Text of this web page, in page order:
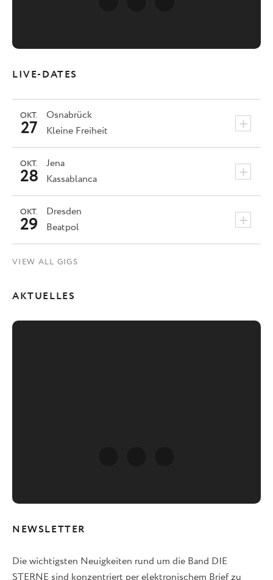
LIVE-DATES
Osnabrück +
OKT.
27 Kleine Freiheit
Jena +
OKT.
28 Kassablanca
Dresden +
OKT.
29 Beatpol
VIEW ALL GIGS
AKTUELLES
NEWSLETTER
Die wichtigsten Neuigkeiten rund um die Band DIE
STERNE sind konzentriert per elektronischem Brief zu